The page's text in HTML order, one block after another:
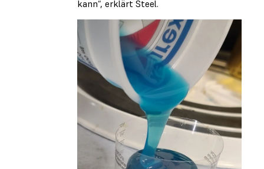
kann“, erklärt Steel.